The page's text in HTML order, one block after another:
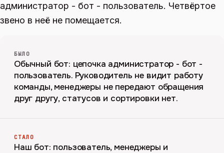
администратор - бот - пользователь. Четвёртое
звено в неё не помещается.
БЫЛО
Обычный бот: цепочка администратор - бот -
пользователь. Руководитель не видит работу
команды, менеджеры не передают обращения
друг другу, статусов и сортировки нет.
СТАЛО
Наш бот: пользователь, менеджеры и